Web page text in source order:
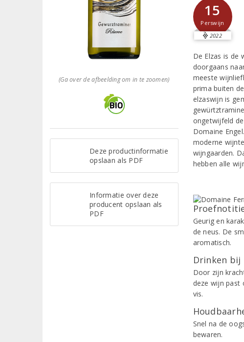
(Ga over de afbeelding om in te zoomen)
Deze productinformatie
opslaan als PDF
Informatie over deze
producent opslaan als
PDF
15
Perswijn
2022
De Elzas is de
doorgaans
meeste
prima buiten
elzaswijn is
ongetwijfeld
Domaine
moderne
wijngaarden.
hebben alle
Geurig en
de neus. De
aromatisch.
Drinken bij
Door zijn
deze wijn past
vis.
Snel na de
bewaren.